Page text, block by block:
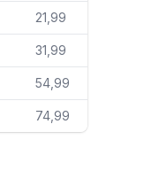
21,99
31,99
54,99
74,99